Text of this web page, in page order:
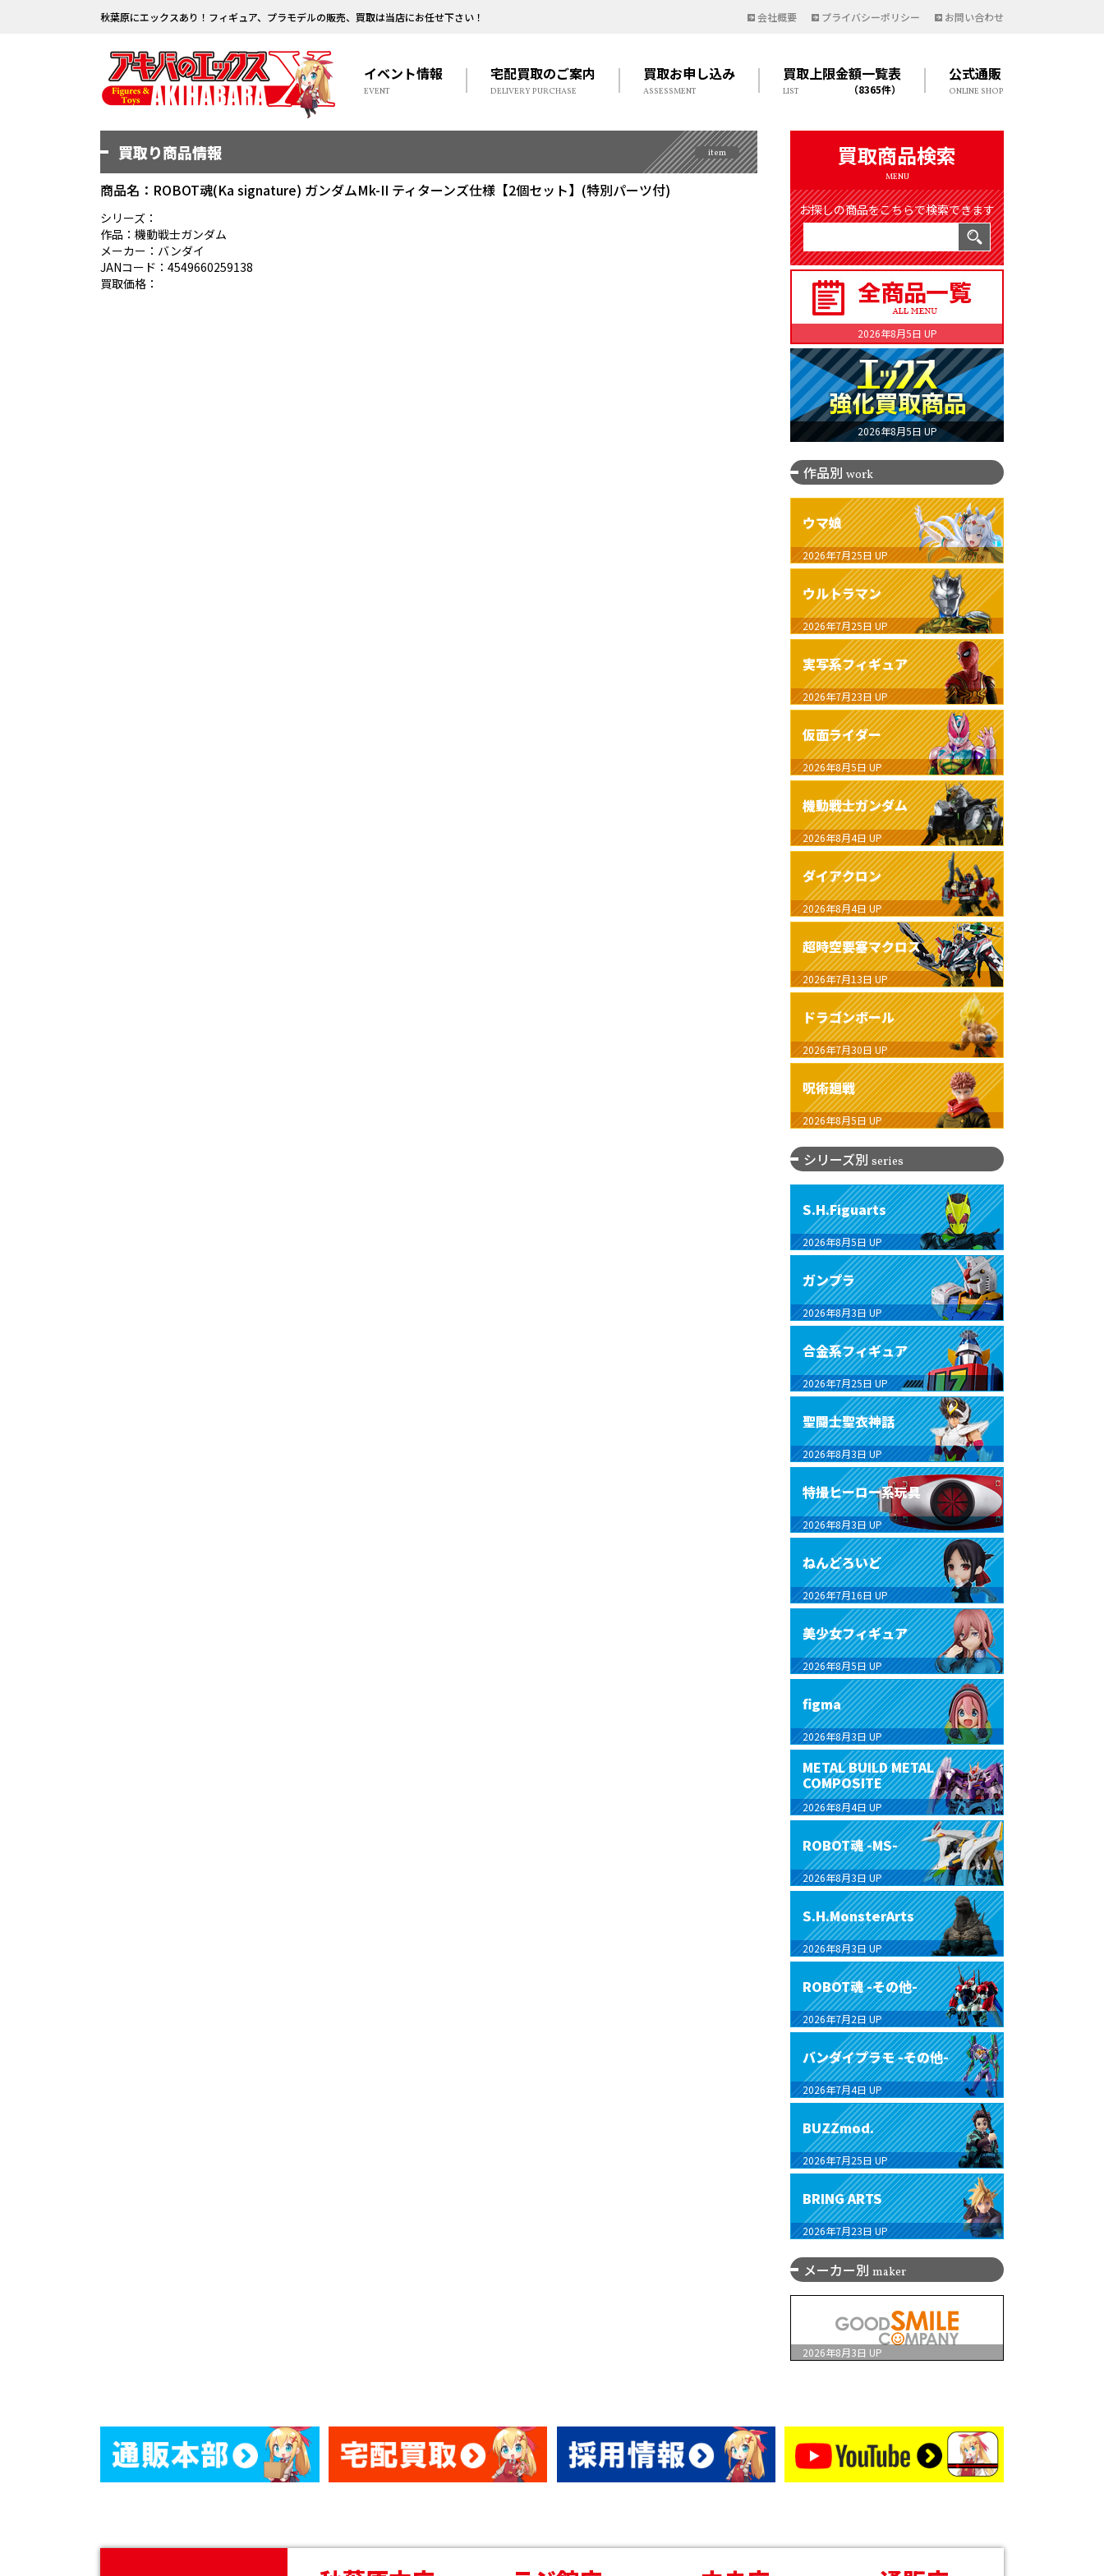
秋葉原にエックスあり！フィギュア、プラモデルの販売、買取は当店にお任せ下さい！ 会社概要 プライバシーポリシー お問い合わせ
イベント情報
EVENT
宅配買取のご案内
DELIVERY PURCHASE
買取お申し込み
ASSESSMENT
買取上限金額一覧表
（8365件）
LIST
公式通販
ONLINE SHOP
買取り商品情報 item
商品名：ROBOT魂(Ka signature) ガンダムMk-II ティターンズ仕様【2個セット】(特別パーツ付)
シリーズ：
作品：機動戦士ガンダム
メーカー：バンダイ
JANコード：4549660259138
買取価格：
買取商品検索
MENU
お探しの商品をこちらで検索できます
2026年8月5日 UP
2026年8月5日 UP
作品別 work
ウマ娘
2026年7月25日 UP
ウルトラマン
2026年7月25日 UP
実写系フィギュア
2026年7月23日 UP
仮面ライダー
2026年8月5日 UP
機動戦士ガンダム
2026年8月4日 UP
ダイアクロン
2026年8月4日 UP
超時空要塞マクロス
2026年7月13日 UP
ドラゴンボール
2026年7月30日 UP
呪術廻戦
2026年8月5日 UP
シリーズ別 series
S.H.Figuarts
2026年8月5日 UP
ガンプラ
2026年8月3日 UP
合金系フィギュア
2026年7月25日 UP
聖闘士聖衣神話
2026年8月3日 UP
特撮ヒーロー系玩具
2026年8月3日 UP
ねんどろいど
2026年7月16日 UP
美少女フィギュア
2026年8月5日 UP
figma
2026年8月3日 UP
METAL BUILD METAL
COMPOSITE
2026年8月4日 UP
ROBOT魂 -MS-
2026年8月3日 UP
S.H.MonsterArts
2026年8月3日 UP
ROBOT魂 -その他-
2026年7月2日 UP
バンダイプラモ -その他-
2026年7月4日 UP
BUZZmod.
2026年7月25日 UP
BRING ARTS
2026年7月23日 UP
メーカー別 maker
2026年8月3日 UP